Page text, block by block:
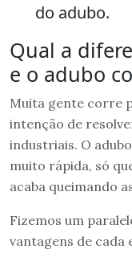
do adubo.
Qual a
e o adubo
Muita gente corre
intenção de
industriais. O
muito rápida, só
acaba queimando
Fizemos um
vantagens de cada